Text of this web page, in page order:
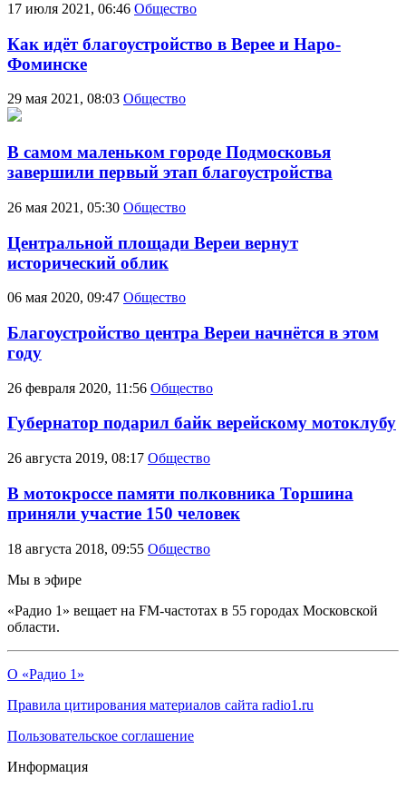
17 июля 2021, 06:46 Общество
Как идёт благоустройство в Верее и Наро-
Фоминске
29 мая 2021, 08:03 Общество
В самом маленьком городе Подмосковья
завершили первый этап благоустройства
26 мая 2021, 05:30 Общество
Центральной площади Вереи вернут
исторический облик
06 мая 2020, 09:47 Общество
Благоустройство центра Вереи начнётся в этом
году
26 февраля 2020, 11:56 Общество
Губернатор подарил байк верейскому мотоклубу
26 августа 2019, 08:17 Общество
В мотокроссе памяти полковника Торшина
приняли участие 150 человек
18 августа 2018, 09:55 Общество
Мы в эфире
«Радио 1» вещает на FM-частотах в 55 городах Московской
области.
О «Радио 1»
Правила цитирования материалов сайта radio1.ru
Пользовательское соглашение
Информация